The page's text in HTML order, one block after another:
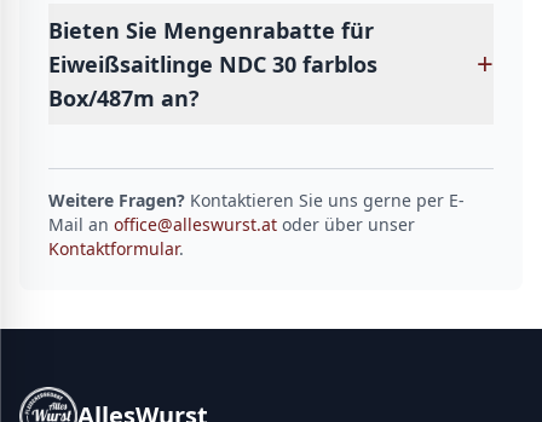
Bieten Sie Mengenrabatte für
Eiweißsaitlinge NDC 30 farblos
Box/487m an?
+
Weitere Fragen? Kontaktieren Sie uns gerne per E-
Mail an office@alleswurst.at oder über unser
Kontaktformular.
AllesWurst